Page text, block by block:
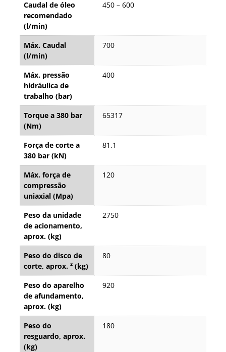
Caudal de óleo
recomendado
(l/min)
450 – 600
Máx. Caudal
(l/min)
700
Máx. pressão
hidráulica de
trabalho (bar)
400
Torque a 380 bar
(Nm)
65317
Força de corte a
380 bar (kN)
81.1
Máx. força de
compressão
uniaxial (Mpa)
120
Peso da unidade
de acionamento,
aprox. (kg)
2750
Peso do disco de
corte, aprox. ² (kg)
80
Peso do aparelho
de afundamento,
aprox. (kg)
920
Peso do
resguardo, aprox.
(kg)
180